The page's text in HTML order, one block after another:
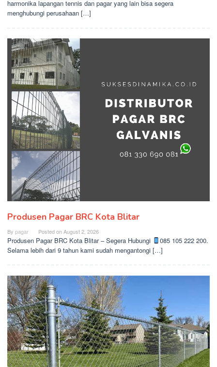
harmonika lapangan tennis dan pagar yang lain bisa segera
menghubungi perusahaan […]
Produsen Pagar BRC Kota Blitar
By pagar Posted onAugust 2, 2026
Produsen Pagar BRC Kota Blitar – Segera Hubungi
085 105 222 200.
Selama lebih dari 9 tahun kami sudah mengantongi […]